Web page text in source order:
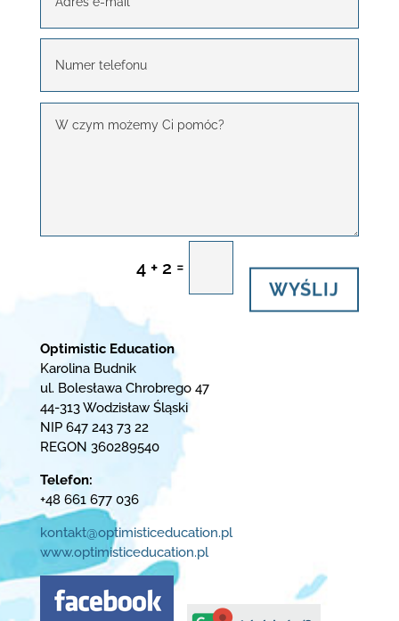
4 + 2 =
WYŚLIJ
Optimistic Education
Karolina Budnik
ul. Bolesława Chrobrego 47
44-313 Wodzisław Śląski
NIP 647 243 73 22
REGON 360289540
Telefon:
+48 661 677 036
kontakt@optimisticeducation.pl
www.optimisticeducation.pl